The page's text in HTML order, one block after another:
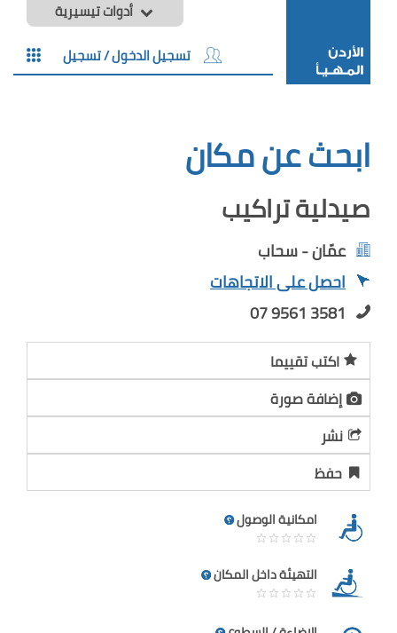
أدوات تيسيرية
تسجيل الدخول / تسجيل
ابحث عن مكان
صيدلية تراكيب
عمّان - سحاب
احصل على الاتجاهات
07 9561 3581
اكتب تقييما
إضافة صورة
نشر
حفظ
امكانية الوصول
التهيئة داخل المكان